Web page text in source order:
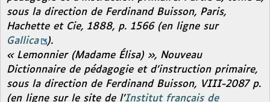
sous la direction de Ferdinand Buisson, Paris,
Hachette et Cie, 1888, p. 1566 (en ligne sur
Gallica
).
« Lemonnier (Madame Élisa) », Nouveau
Dictionnaire de pédagogie et d’instruction primaire,
sous la direction de Ferdinand Buisson, VIII-2087 p.
(en ligne sur le site de l’Institut français de